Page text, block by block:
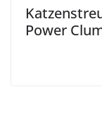
Power